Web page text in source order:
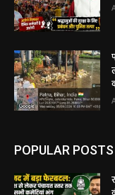
POPULAR POSTS